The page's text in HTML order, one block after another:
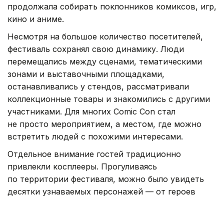
продолжала собирать поклонников комиксов, игр,
кино и аниме.
Несмотря на большое количество посетителей,
фестиваль сохранял свою динамику. Люди
перемещались между сценами, тематическими
зонами и выставочными площадками,
останавливались у стендов, рассматривали
коллекционные товары и знакомились с другими
участниками. Для многих Comic Con стал
не просто мероприятием, а местом, где можно
встретить людей с похожими интересами.
Отдельное внимание гостей традиционно
привлекли косплееры. Прогуливаясь
по территории фестиваля, можно было увидеть
десятки узнаваемых персонажей — от героев